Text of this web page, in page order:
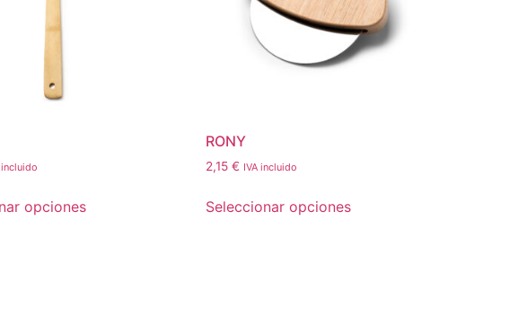
incluido
opciones
RONY
2,15€ IVA incluido
Seleccionar opciones